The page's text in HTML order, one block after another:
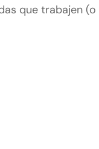
que trabajen